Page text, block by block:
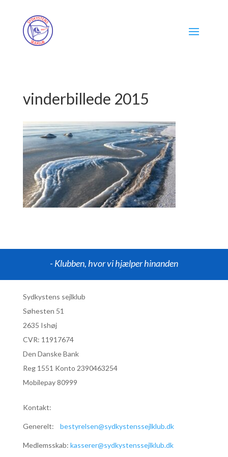
vinderbillede 2015
- Klubben, hvor vi hjælper hinanden
Sydkystens sejlklub
Søhesten 51
2635 Ishøj
CVR: 11917674
Den Danske Bank
Reg 1551 Konto 2390463254
Mobilepay 80999
Kontakt:
Generelt: bestyrelsen@sydkystenssejlklub.dk
Medlemsskab: kasserer@sydkystenssejlklub.dk